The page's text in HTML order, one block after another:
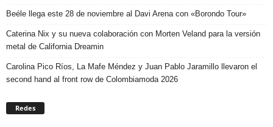
Beéle llega este 28 de noviembre al Davi Arena con «Borondo Tour»
Caterina Nix y su nueva colaboración con Morten Veland para la versión
metal de California Dreamin
Carolina Pico Ríos, La Mafe Méndez y Juan Pablo Jaramillo llevaron el
second hand al front row de Colombiamoda 2026
Redes